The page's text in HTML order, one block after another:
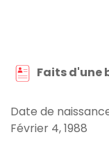
Faits d'une
Date de
Février 4, 1988